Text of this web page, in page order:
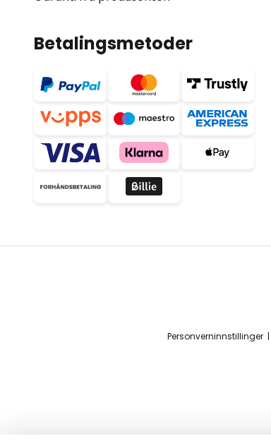
Betalingsmetoder
Personverninnstillinger